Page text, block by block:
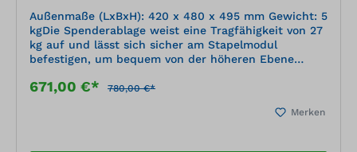
Außenmaße (LxBxH): 420 x 480 x 495 mm Gewicht: 5
kgDie Spenderablage weist eine Tragfähigkeit von 27
kg auf und lässt sich sicher am Stapelmodul
befestigen, um bequem von der höheren Ebene
671,00 €* 780,00 €*
Merken